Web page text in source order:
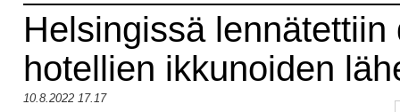
Helsingissä lennätettiin
hotellien ikkunoiden
10.8.2022 17.17